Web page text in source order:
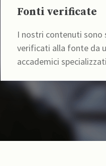
Fonti verificate
I nostri contenuti sono
verificati alla fonte da
accademici